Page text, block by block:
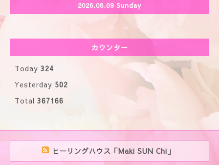
2026.08.09 Sunday
カウンター
Today 324
Yesterday 502
Total 367166
ヒーリングハウス「Maki SUN Chi」